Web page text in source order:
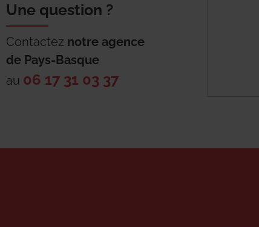
Une question ?
Contactez notre agence
de Pays-Basque
au 06 17 31 03 37